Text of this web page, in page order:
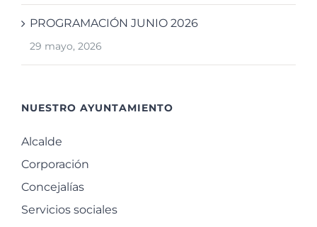
PROGRAMACIÓN JUNIO 2026
29 mayo, 2026
NUESTRO AYUNTAMIENTO
Alcalde
Corporación
Concejalías
Servicios sociales